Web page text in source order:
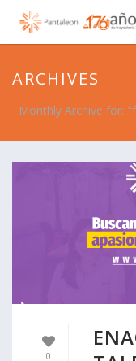
ARCHIVES
Monthly Archive for:
0